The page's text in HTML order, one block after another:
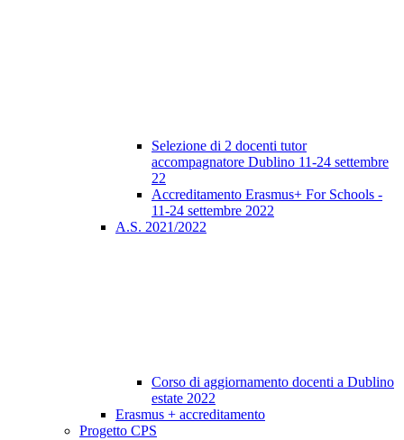
Selezione di 2 docenti tutor
accompagnatore Dublino 11-24 settembre
22
Accreditamento Erasmus+ For Schools -
11-24 settembre 2022
A.S. 2021/2022
Corso di aggiornamento docenti a Dublino
estate 2022
Erasmus + accreditamento
Progetto CPS